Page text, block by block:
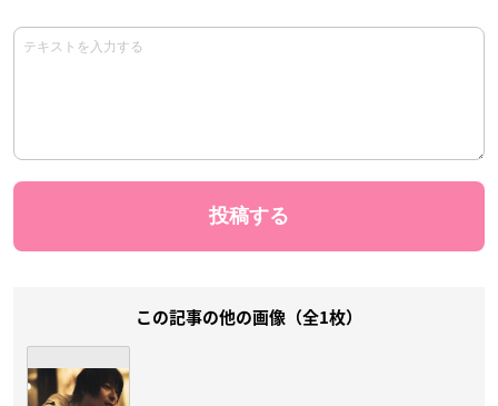
この記事の他の画像（全1枚）